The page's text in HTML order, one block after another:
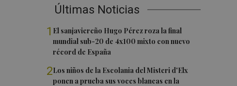
Últimas Noticias
1 El sanjaviereño Hugo Pérez roza la final
mundial sub-20 de 4x100 mixto con nuevo
récord de España
2Los niños de la Escolania del Misteri d'Elx
ponen a prueba sus voces blancas en la